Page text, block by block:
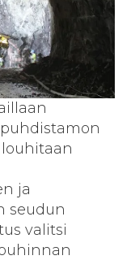
ja
seudun
valitsi